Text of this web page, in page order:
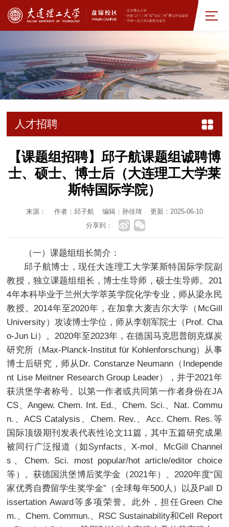
人才招聘
【课题组招聘】邱子航课题组诚聘博
士、硕士、博士后（大连理工大学莱
斯特国际学院）
来源： 作者：邱子航 编辑：孙佳琦 更新：2025-06-10
分享到：
（一）课题组组长简介：
邱子航博士，现任大连理工大学莱斯特国际学院副
教授，独立课题组组长，博士生导师，硕士生导师。201
4年本科毕业于兰州大学萃英学院化学专业，师从梁永民
教授。2014年至2020年，在加拿大麦吉尔大学（McGill
University）攻读博士学位，师从李朝军院士（Prof. Cha
o-Jun Li）。2020年至2023年，在德国马克思普朗克煤炭
研究所（Max-Planck-Institut für Kohlenforschung）从事
博士后研究，师从Dr. Constanze Neumann（Independe
nt Lise Meitner Research Group Leader），并于2021年
获洪堡学者称号。以第一作者或共同第一作者身份在JA
CS、Angew. Chem. Int. Ed.、Chem. Sci.、Nat. Commu
n.、ACS Catalysis、Chem. Rev.、Acc. Chem. Res.等
国际顶级期刊发表代表性论文11篇，其中五篇研究成果
被同行广泛报道（如Synfacts、X-mol、McGill Channel
s、Chem. Sci. most popular/hot article/editor choice
等）。获德国洪堡博后奖学金（2021年）、2020年度“国
家优秀自费留学生奖学金”（全球每年500人）以及Pall D
issertation Award等多项荣誉。此外，担任Green Che
m.、Chem. Commun.、RSC Sustainability和Cell Report